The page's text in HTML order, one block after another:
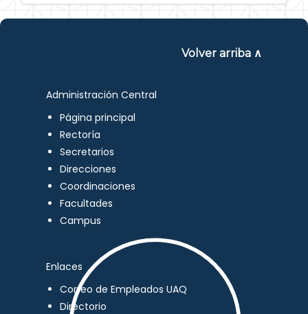
Volver arriba ∧
Administración Central
Página principal
Rectoría
Secretarios
Direcciones
Coordinaciones
Facultades
Campus
Enlaces
Correo de Empleados UAQ
Directorio